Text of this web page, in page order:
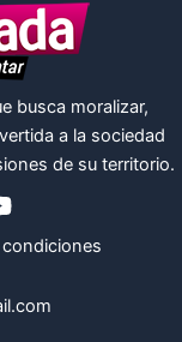
busca moralizar,
a la sociedad
de su territorio.